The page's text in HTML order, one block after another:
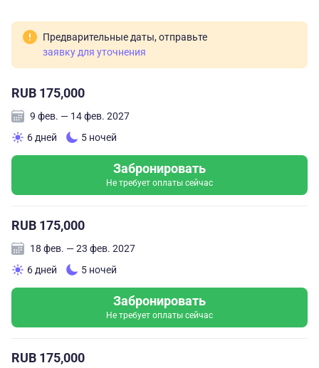
Предварительные даты, отправьте
заявку для уточнения
RUB 175,000
9 фев. — 14 фев. 2027
6 дней
5 ночей
Забронировать
Не требует оплаты сейчас
RUB 175,000
18 фев. — 23 фев. 2027
6 дней
5 ночей
Забронировать
Не требует оплаты сейчас
RUB 175,000